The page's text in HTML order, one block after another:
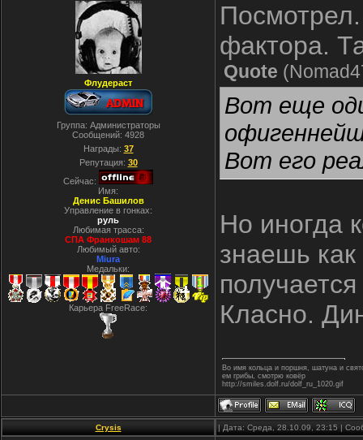
Флудераст
Группа: Администраторы
Сообщений: 4928
Награды: 37
Репутация: 30
Сейчас:
Имя:
Денис Башилов
Управление в гонках:
руль
Любимая трасса:
СПА Франкошам 88
Любимый авто:
Miura
Медальки:
Карьера FreeRace:
фактора.
Quote (
Вот еще
Вот его
Но иногда
знаешь как
Класно.
Во имя кольца и поршня, шатуна и
ем грибы, смотрю ковёр
http://smiles.dolf.ru/dolf_ru_1020.gif
Crysis | Дата: Среда, 28.10.09, 23:15 |